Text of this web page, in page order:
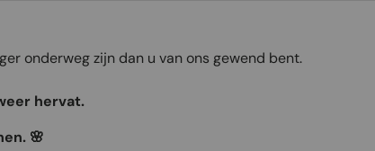
onderweg zijn dan u van ons gewend bent.
hervat.
🌸